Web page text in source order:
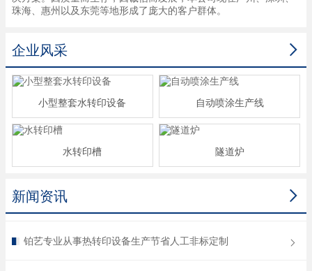
珠海、惠州以及东莞等地形成了庞大的客户群体。

企业风采
小型整套水转印设备 自动喷涂生产线
水转印槽 隧道炉

新闻资讯
铂艺专业从事热转印设备生产节省人工非标定制